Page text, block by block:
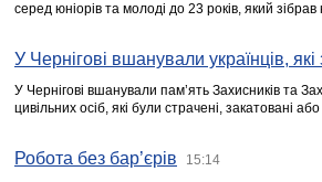
серед юніорів та молоді до 23 років, який
У Чернігові вшанували українців,
У Чернігові вшанували пам’ять Захисників та
цивільних осіб, які були страчені, закатовані
Робота без бар’єрів 15:14